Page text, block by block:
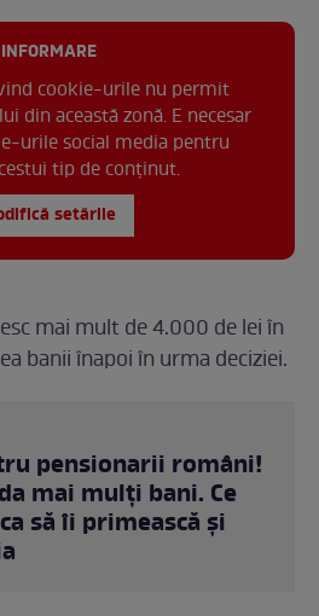
INFORMARE
cookie-urile nu permit
din această zonă. E necesar
urile social media pentru
tip de conținut.
setările
mai mult de 4.000 de lei în
banii înapoi în urma deciziei.
pensionarii români!
mai mulți bani. Ce
să îi primească și